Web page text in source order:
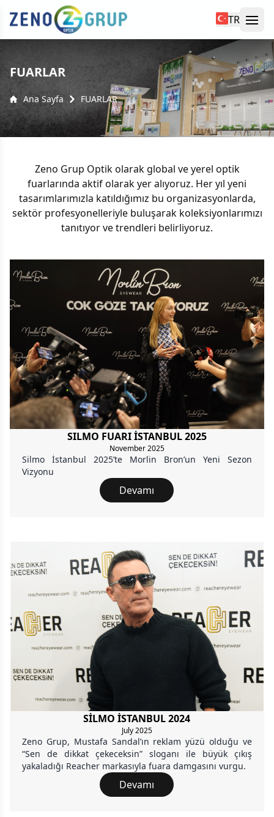
TR
kapat
FUARLAR
Ana Sayfa FUARLAR
Zeno Grup Optik olarak global ve yerel optik
fuarlarında aktif olarak yer alıyoruz. Her yıl yeni
tasarımlarımızla katıldığımız bu organizasyonlarda,
sektör profesyonelleriyle buluşarak koleksiyonlarımızı
tanıtıyor ve trendleri belirliyoruz.
SILMO FUARI İSTANBUL 2025
November 2025
Silmo İstanbul 2025’te Morlin Bron’un Yeni Sezon
Vizyonu
Devamı
SİLMO İSTANBUL 2024
July 2025
Zeno Grup, Mustafa Sandal’ın reklam yüzü olduğu ve
“Sen de dikkat çekeceksin” sloganı ile büyük çıkış
yakaladığı Reacher markasıyla fuara damgasını vurgu.
Devamı